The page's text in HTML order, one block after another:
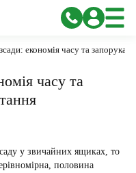
економія часу та запорука
часу та
у звичайних ящиках, то
половина